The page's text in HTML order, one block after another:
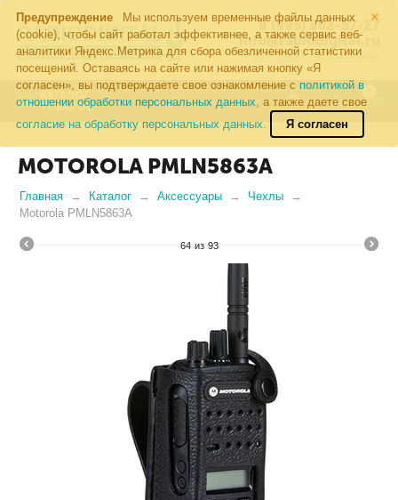
×
Предупреждение
Мы используем временные файлы данных
(cookie), чтобы сайт работал эффективнее, а также сервис веб-
аналитики Яндекс.Метрика для сбора обезличенной статистики
посещений. Оставаясь на сайте или нажимая кнопку «Я
согласен», вы подтверждаете свое ознакомление с политикой в
отношении обработки персональных данных, а также даете свое
согласие на обработку персональных данных.
Я согласен
8 (495) 502-57-27
info@radiodigital.ru
Контакты Перезвонить
КАТАЛОГ
ТОВАРОВ
MOTOROLA PMLN5863A
Главная Каталог Аксессуары
Чехлы
Motorola PMLN5863A
64 из 93